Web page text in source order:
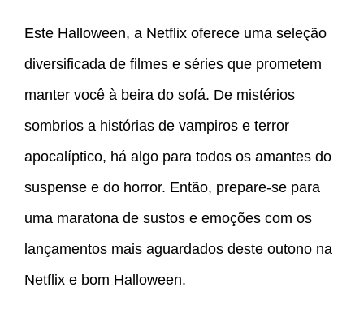
Este Halloween, a Netflix oferece uma seleção
diversificada de filmes e séries que prometem
manter você à beira do sofá. De mistérios
sombrios a histórias de vampiros e terror
apocalíptico, há algo para todos os amantes do
suspense e do horror. Então, prepare-se para
uma maratona de sustos e emoções com os
lançamentos mais aguardados deste outono na
Netflix e bom Halloween.